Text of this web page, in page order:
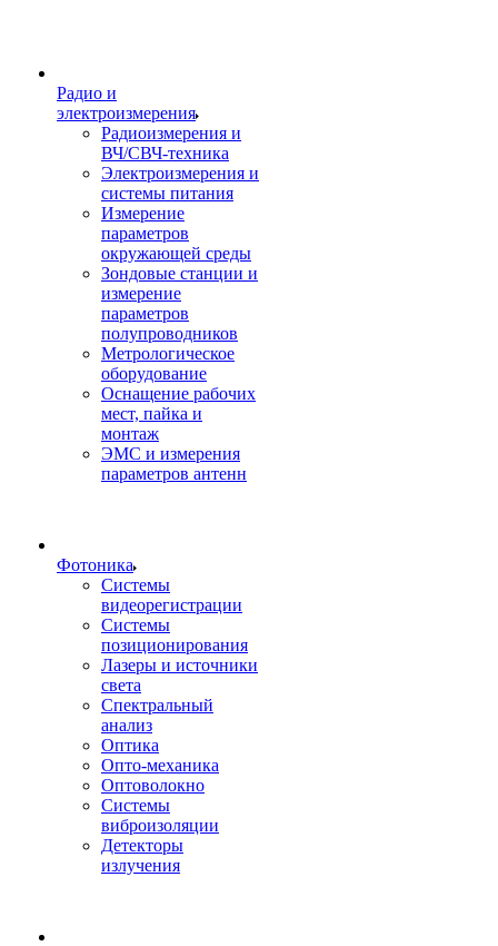
Радио и
электроизмерения
Радиоизмерения и
ВЧ/СВЧ-техника
Электроизмерения и
системы питания
Измерение
параметров
окружающей среды
Зондовые станции и
измерение
параметров
полупроводников
Метрологическое
оборудование
Оснащение рабочих
мест, пайка и
монтаж
ЭМС и измерения
параметров антенн
Фотоника
Cистемы
видеорегистрации
Системы
позиционирования
Лазеры и источники
света
Спектральный
анализ
Оптика
Опто-механика
Оптоволокно
Системы
виброизоляции
Детекторы
излучения